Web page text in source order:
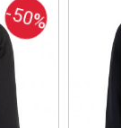
-50%